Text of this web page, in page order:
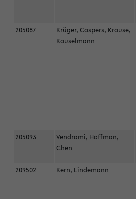
205087
Krüger, Caspers, Krause,
Kauselmann
205093
Vendrami, Hoffman,
Chen
209502 Kern, Lindemann